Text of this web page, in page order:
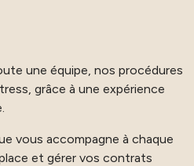
une équipe, nos procédures
grâce à une expérience
vous accompagne à chaque
et gérer vos contrats